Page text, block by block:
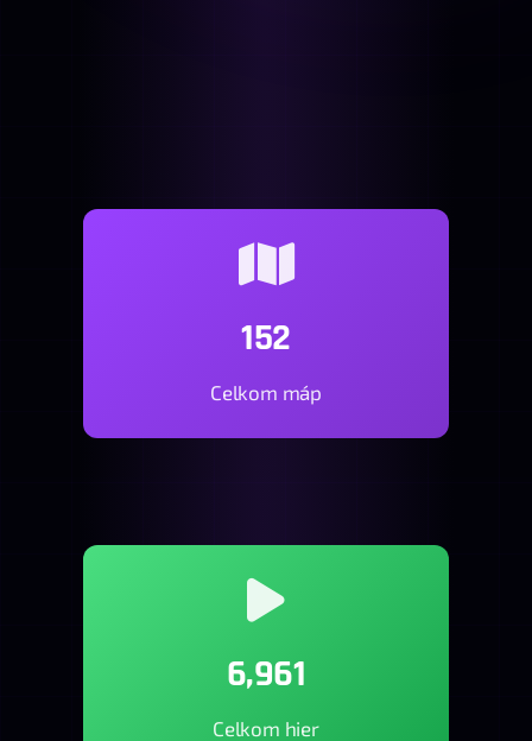
152
Celkom máp
6,961
Celkom hier